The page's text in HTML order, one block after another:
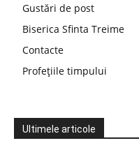
Gustări de post
Biserica Sfinta Treime
Contacte
Profețiile timpului
Ultimele articole